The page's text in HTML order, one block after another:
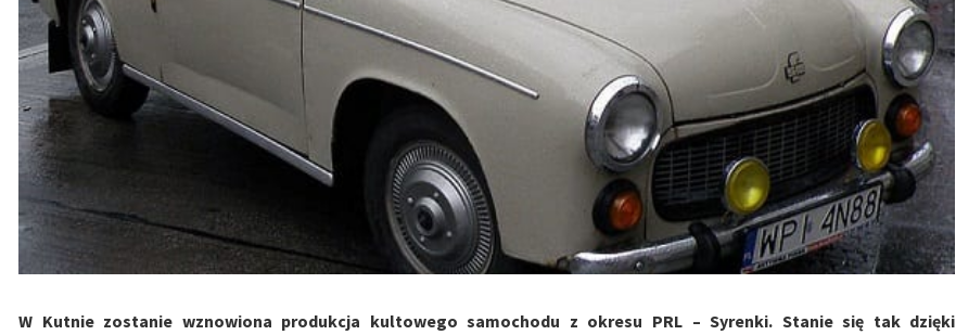
W Kutnie zostanie wznowiona produkcja kultowego samochodu z okresu PRL – Syrenki. Stanie się tak dzięki